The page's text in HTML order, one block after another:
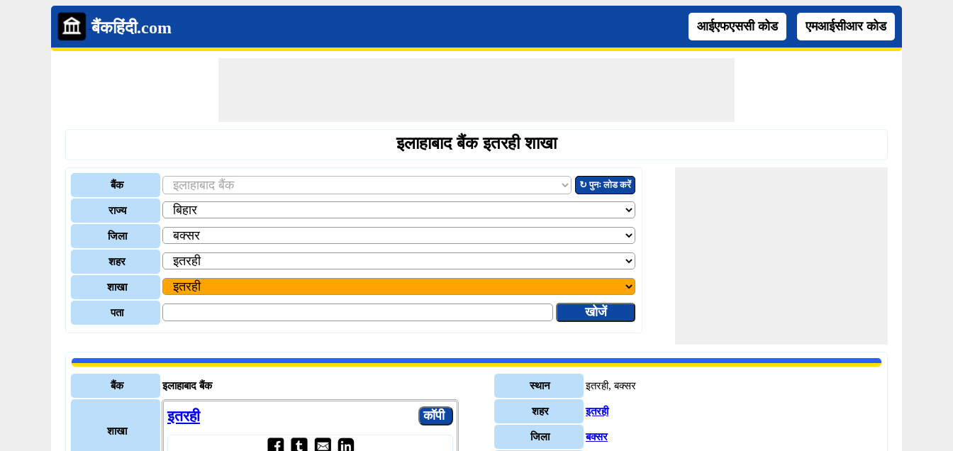
बैंकहिंदी.com आईएफएससी कोड एमआईसीआर कोड
इलाहाबाद बैंक इतरही शाखा
बैंक ↻ पुनः लोड करें
राज्य
जिला
शहर
शाखा
पता
बैंक इलाहाबाद बैंक
शाखा
इतरही
स्थान इतरही, बक्सर
शहर इतरही
जिला बक्सर